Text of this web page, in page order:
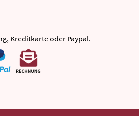
Kreditkarte oder Paypal.